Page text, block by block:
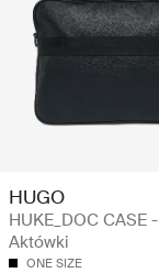
HUGO
HUKE_DOC CASE -
Aktówki
ONE SIZE